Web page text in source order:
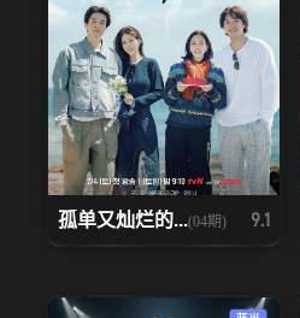
孤单又灿烂的...(04期) 9.1